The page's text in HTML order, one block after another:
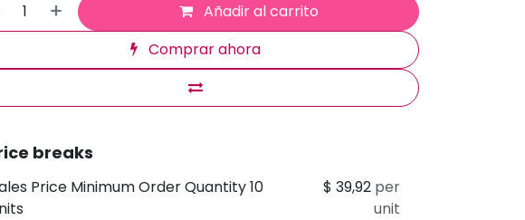
Añadir al carrito
Comprar ahora
breaks
Price Minimum Order Quantity 10
$39,92 per
unit